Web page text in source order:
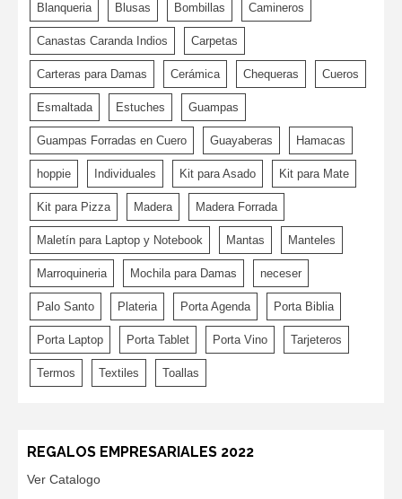
Blanqueria Blusas Bombillas Camineros
Canastas Caranda Indios Carpetas
Carteras para Damas Cerámica Chequeras Cueros
Esmaltada Estuches Guampas
Guampas Forradas en Cuero Guayaberas Hamacas
hoppie Individuales Kit para Asado Kit para Mate
Kit para Pizza Madera Madera Forrada
Maletín para Laptop y Notebook Mantas Manteles
Marroquineria Mochila para Damas neceser
Palo Santo Plateria Porta Agenda Porta Biblia
Porta Laptop Porta Tablet Porta Vino Tarjeteros
Termos Textiles Toallas
REGALOS EMPRESARIALES 2022
Ver Catalogo